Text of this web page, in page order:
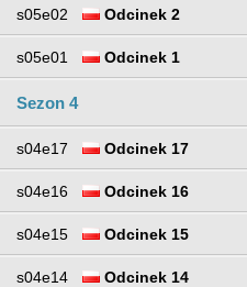
s05e02 Odcinek 2
s05e01 Odcinek 1
Sezon 4
s04e17 Odcinek 17
s04e16 Odcinek 16
s04e15 Odcinek 15
s04e14 Odcinek 14